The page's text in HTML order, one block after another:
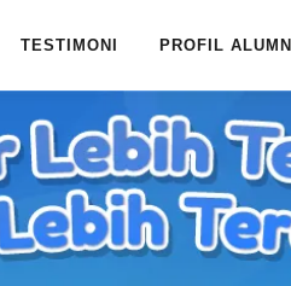
TESTIMONI PROFIL ALUMNI